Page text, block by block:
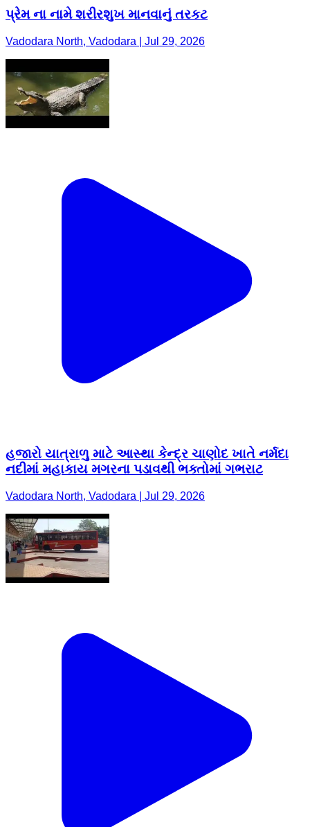
પ્રેમ ના નામે શરીરશુખ માનવાનું તરકટ
Vadodara North, Vadodara | Jul 29, 2026
હજારો યાત્રાળુ માટે આસ્થા કેન્દ્ર ચાણોદ ખાતે નર્મદા
નદીમાં મહાકાય મગરના પડાવથી ભક્તોમાં ગભરાટ
Vadodara North, Vadodara | Jul 29, 2026